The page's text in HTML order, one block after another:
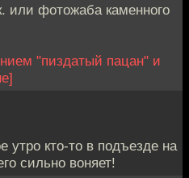
или фотожаба каменного
"пиздатый пацан" и
утро кто-то в подъезде на
сильно воняет!